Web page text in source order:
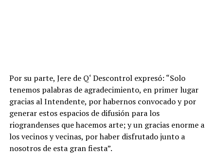
Por su parte, Jere de Q‘ Descontrol expresó: “Solo
tenemos palabras de agradecimiento, en primer lugar
gracias al Intendente, por habernos convocado y por
generar estos espacios de difusión para los
riograndenses que hacemos arte; y un gracias enorme a
los vecinos y vecinas, por haber disfrutado junto a
nosotros de esta gran fiesta”.